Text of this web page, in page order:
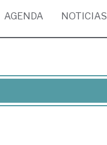
AGENDA NOTICIAS